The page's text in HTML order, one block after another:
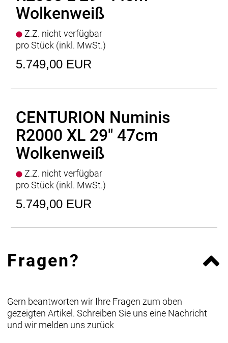
Display
: BOSCH Kiox 500, BOSCH LED Remote
Empfehlung Mindest Körpergrösse
Empfehlung Maximal Körpergrösse
Gewicht: 25,5 kgkg
Zulässiges Gesamtgewicht
Wolkenweiß
Z.Z. nicht verfügbar
pro Stück (inkl. MwSt.)
5.749,00 EUR
CENTURION Numinis
R2000 XL 29" 47cm
Wolkenweiß
Z.Z. nicht verfügbar
pro Stück (inkl. MwSt.)
5.749,00 EUR
Fragen?
Gern beantworten wir Ihre Fragen zum oben
gezeigten Artikel. Schreiben Sie uns eine Nachricht
und wir melden uns zurück